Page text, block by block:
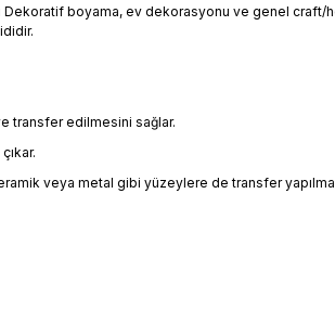
boyama, ev dekorasyonu ve genel craft/
transfer edilmesini sağlar.
veya metal gibi yüzeylere de transfer